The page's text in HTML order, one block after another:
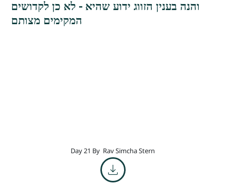
והנה בענין הזווג ידוע שהיא - לא כן לקדושים
המקימים מצותם
Day 21 By Rav Simcha Stern